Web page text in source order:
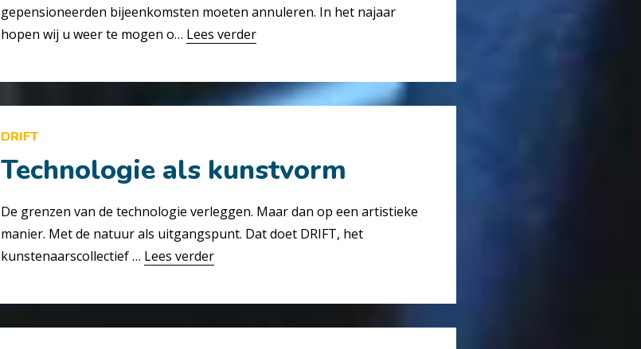
gepensioneerden bijeenkomsten moeten annuleren. In het najaar
hopen wij u weer te mogen o… Lees verder
DRIFT
Technologie als kunstvorm
De grenzen van de technologie verleggen. Maar dan op een artistieke
manier. Met de natuur als uitgangspunt. Dat doet DRIFT, het
kunstenaarscollectief … Lees verder